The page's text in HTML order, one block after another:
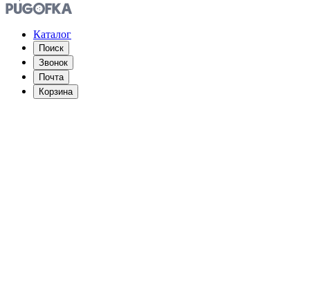
Каталог
Поиск
Звонок
Почта
Корзина